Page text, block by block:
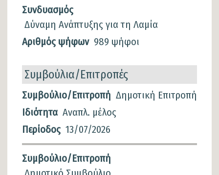
εκλογής
Συνδυασμός
Δύναμη Ανάπτυξης για τη Λαμία
Αριθμός ψήφων 989 ψήφοι
Συμβούλια/Επιτροπές
Συμβούλια/
Επιτροπές
Συμβούλιο/Επιτροπή Δημοτική Επιτροπή
Ιδιότητα Αναπλ. μέλος
Περίοδος 13/07/2026
Συμβούλιο/Επιτροπή